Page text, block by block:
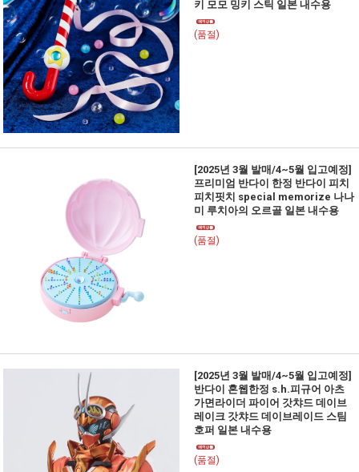
키 모모 밍키 스틱 일본 내수용
(품절)
[2025년 3월 발매/4~5월 입고예정]
프리미엄 반다이 한정 반다이 피치
피치핏치 special memorize 나나
미 루치아의 오르골 일본 내수용
(품절)
[2025년 3월 발매/4~5월 입고예정]
반다이 혼웹한정 s.h.피규어 아츠
가면라이더 파이어 갓챠드 데이브
레이크 갓챠드 데이브레이드 스팀
호퍼 일본 내수용
(품절)